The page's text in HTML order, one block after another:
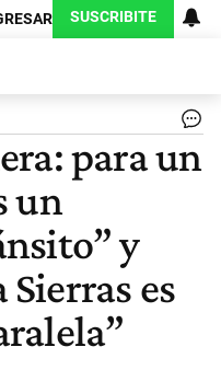
SUSCRIBITE
para un
un
y
es